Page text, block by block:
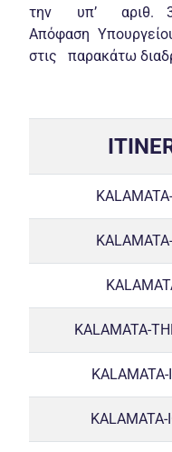
την υπ’ αριθ.
Απόφαση
στις παρακάτω
KALAMATA-
KALAMATA-